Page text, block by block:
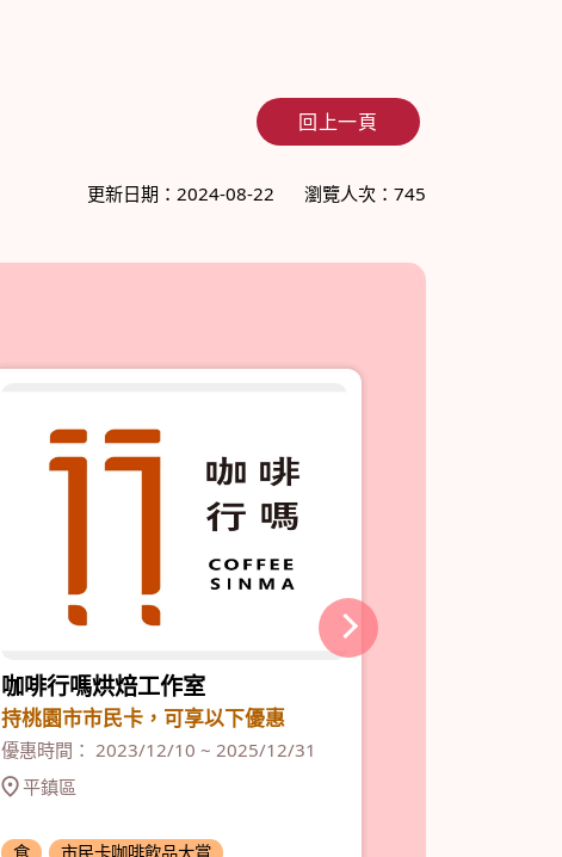
回上一頁
更新日期：2024-08-22 瀏覽人次：745
咖啡行嗎烘焙工作室
持桃園市市民卡，可享以下優惠
優惠時間： 2023/12/10 ~ 2025/12/31
平鎮區